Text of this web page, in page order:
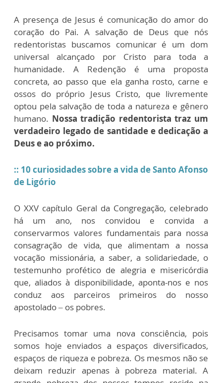
A presença de Jesus é comunicação do amor do
coração do Pai. A salvação de Deus que nós
redentoristas buscamos comunicar é um dom
universal alcançado por Cristo para toda a
humanidade. A Redenção é uma proposta
concreta, ao passo que ela ganha rosto, carne e
ossos do próprio Jesus Cristo, que livremente
optou pela salvação de toda a natureza e gênero
humano. Nossa tradição redentorista traz um
verdadeiro legado de santidade e dedicação a
Deus e ao próximo.
:: 10 curiosidades sobre a vida de Santo Afonso
de Ligório
O XXV capítulo Geral da Congregação, celebrado
há um ano, nos convidou e convida a
conservarmos valores fundamentais para nossa
consagração de vida, que alimentam a nossa
vocação missionária, a saber, a solidariedade, o
testemunho profético de alegria e misericórdia
que, aliados à disponibilidade, aponta-nos e nos
conduz aos parceiros primeiros do nosso
apostolado – os pobres.
Precisamos tomar uma nova consciência, pois
somos hoje enviados a espaços diversificados,
espaços de riqueza e pobreza. Os mesmos não se
deixam reduzir apenas à pobreza material. A